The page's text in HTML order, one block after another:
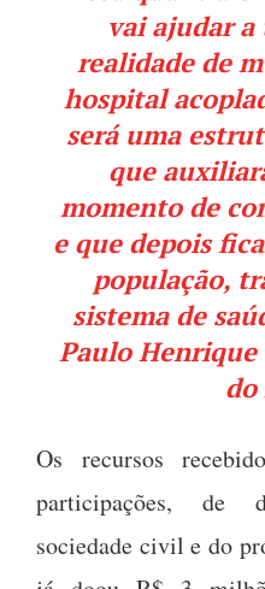
vai ajudar
realidade de
hospital
será uma
que
momento de
e que depois
população,
sistema de
Paulo Henrique
do
Os recursos
participações, de
sociedade civil e do